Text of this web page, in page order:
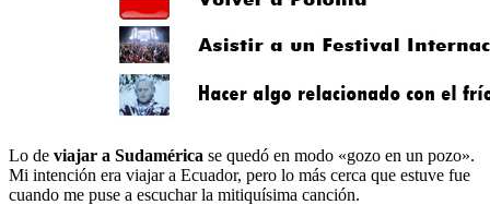
Lo de viajar a Sudamérica se quedó en modo «gozo en un pozo».
Mi intención era viajar a Ecuador, pero lo más cerca que estuve fue
cuando me puse a escuchar la mitiquísima canción.